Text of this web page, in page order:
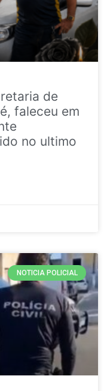
de
faleceu em
no ultimo
NOTICIA POLICIAL